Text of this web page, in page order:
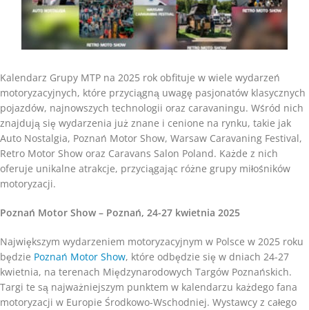
Kalendarz Grupy MTP na 2025 rok obfituje w wiele wydarzeń
motoryzacyjnych, które przyciągną uwagę pasjonatów klasycznych
pojazdów, najnowszych technologii oraz caravaningu. Wśród nich
znajdują się wydarzenia już znane i cenione na rynku, takie jak
Auto Nostalgia, Poznań Motor Show, Warsaw Caravaning Festival,
Retro Motor Show oraz Caravans Salon Poland. Każde z nich
oferuje unikalne atrakcje, przyciągając różne grupy miłośników
motoryzacji.
Poznań Motor Show – Poznań, 24-27 kwietnia 2025
Największym wydarzeniem motoryzacyjnym w Polsce w 2025 roku
będzie Poznań Motor Show, które odbędzie się w dniach 24-27
kwietnia, na terenach Międzynarodowych Targów Poznańskich.
Targi te są najważniejszym punktem w kalendarzu każdego fana
motoryzacji w Europie Środkowo-Wschodniej. Wystawcy z całego